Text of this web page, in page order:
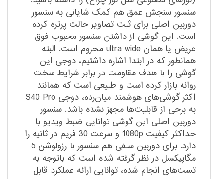
سنسور سنجش عمق هم کمک شایانی به سنسور
دوربین اصلی برای ثبت تصاویر حالت پرتره کرده
است. این گوشی از داشتن سنسور محبوب فوق
عریض یا همان ultra wide محروم است. البته
همانطور که در ابتدا اشاره داشتیم، دوجی این
گوشی را با هدف مقاومت در برابر شرایط سخت
روانه بازار کرده است و طبیعی است که همانند
اکثر گوشی‌های هوشمند میان‌رده، دوجی S40 Pro
به برخی از قابلیت‌ها مجهز نشده باشد. سنسور
دوربین اصلی این گوشی توانایی ضبط ویدیو با
حداکثر کیفیت 1080p‌ و سرعت 30 فریم در ثانیه را
دارد. برای دوربین سلفی هم سنسور با رزولوشن 5
مگاپیکسل در نظر گرفته شده است که با‌توجه به
تست‌های انجام شده، توانایی ارائه عملکرد قابل